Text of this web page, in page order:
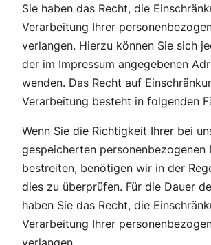
Sie haben das Recht, die
Verarbeitung Ihrer
verlangen. Hierzu können Sie sich
der im Impressum angegebenen
wenden. Das Recht auf
Verarbeitung besteht in folgenden
Wenn Sie die Richtigkeit Ihrer bei
gespeicherten personenbezogenen
bestreiten, benötigen wir in der
dies zu überprüfen. Für die Dauer
haben Sie das Recht, die
Verarbeitung Ihrer